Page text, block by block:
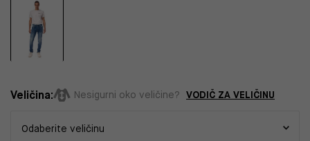
Veličina: Nesigurni oko veličine? VODIČ ZA VELIČINU